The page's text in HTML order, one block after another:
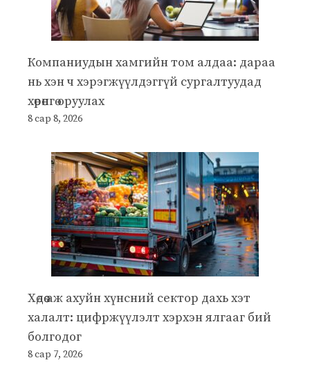
Компаниудын хамгийн том алдаа: дараа
нь хэн ч хэрэгжүүлдэггүй сургалтуудад
хөрөнгө оруулах
8 сар 8, 2026
Хөдөө аж ахуйн хүнсний сектор дахь хэт
халалт: цифржүүлэлт хэрхэн ялгааг бий
болгодог
8 сар 7, 2026